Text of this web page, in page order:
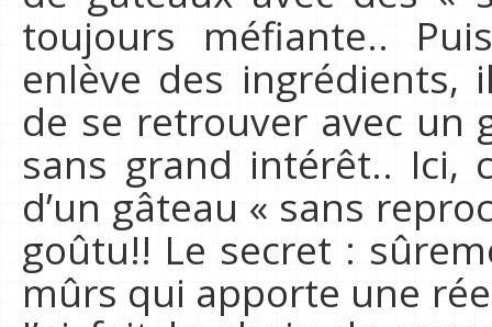
toujours méfiante..
enlève des
de se retrouver avec un
sans grand intérêt.. Ici,
d’un gâteau « sans
goûtu!! Le secret :
mûrs qui apporte une